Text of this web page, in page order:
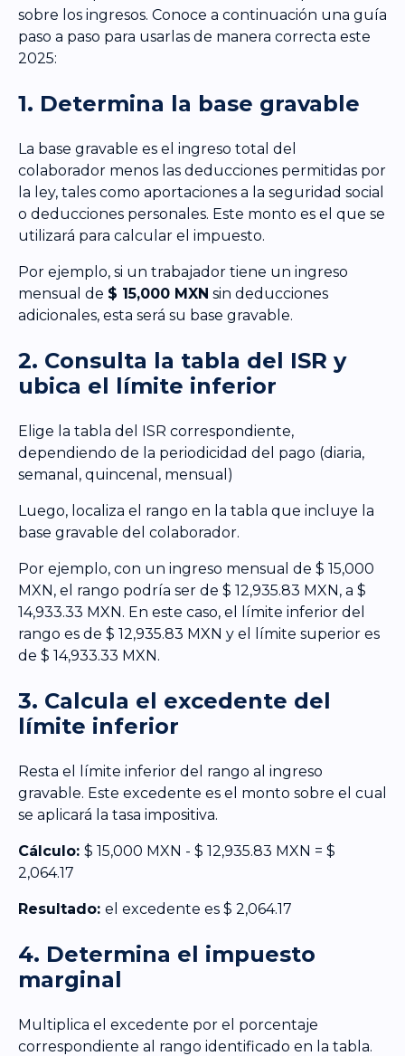
sobre los ingresos. Conoce a continuación una guía
paso a paso para usarlas de manera correcta este
2025:
1. Determina la base gravable
La base gravable es el ingreso total del
colaborador menos las deducciones permitidas por
la ley, tales como aportaciones a la seguridad social
o deducciones personales. Este monto es el que se
utilizará para calcular el impuesto.
Por ejemplo, si un trabajador tiene un ingreso
mensual de $ 15,000 MXN sin deducciones
adicionales, esta será su base gravable.
2. Consulta la tabla del ISR y
ubica el límite inferior
Elige la tabla del ISR correspondiente,
dependiendo de la periodicidad del pago (diaria,
semanal, quincenal, mensual)
Luego, localiza el rango en la tabla que incluye la
base gravable del colaborador.
Por ejemplo, con un ingreso mensual de $ 15,000
MXN, el rango podría ser de $ 12,935.83 MXN, a $
14,933.33 MXN. En este caso, el límite inferior del
rango es de $ 12,935.83 MXN y el límite superior es
de $ 14,933.33 MXN.
3. Calcula el excedente del
límite inferior
Resta el límite inferior del rango al ingreso
gravable. Este excedente es el monto sobre el cual
se aplicará la tasa impositiva.
Cálculo: $ 15,000 MXN - $ 12,935.83 MXN = $
2,064.17
Resultado: el excedente es $ 2,064.17
4. Determina el impuesto
marginal
Multiplica el excedente por el porcentaje
correspondiente al rango identificado en la tabla.